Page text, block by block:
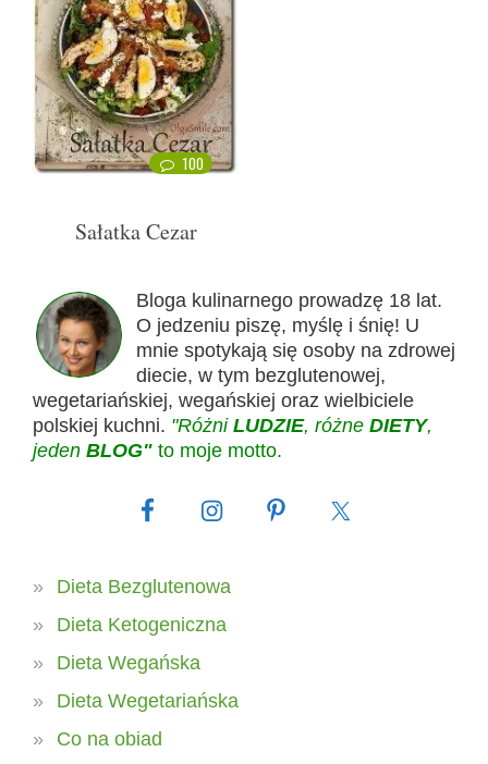
100
Sałatka Cezar
Bloga kulinarnego prowadzę 18 lat.
O jedzeniu piszę, myślę i śnię! U
mnie spotykają się osoby na zdrowej
diecie, w tym bezglutenowej,
wegetariańskiej, wegańskiej oraz wielbiciele
polskiej kuchni. "Różni LUDZIE, różne DIETY,
jeden BLOG" to moje motto.
Dieta Bezglutenowa
Dieta Ketogeniczna
Dieta Wegańska
Dieta Wegetariańska
Co na obiad